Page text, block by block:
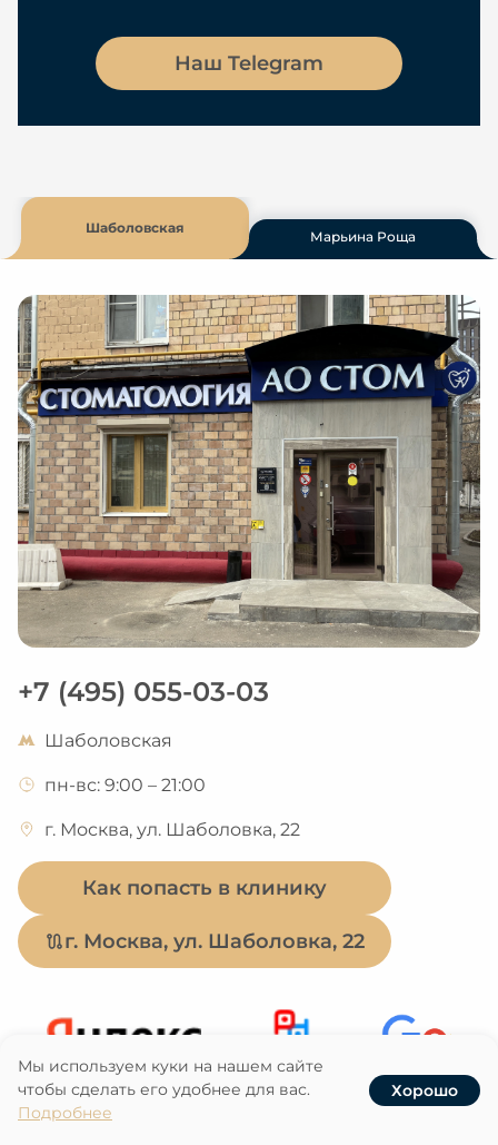
Наш Telegram
Шаболовская
Марьина Роща
+7 (495) 055-03-03
Шаболовская
пн-вс: 9:00 – 21:00
г. Москва, ул. Шаболовка, 22
Как попасть в клинику
г. Москва, ул. Шаболовка, 22
Рейтинг
Услуги Акции
Мы используем куки на нашем сайте
чтобы сделать его удобнее для вас.
Подробнее
Хорошо